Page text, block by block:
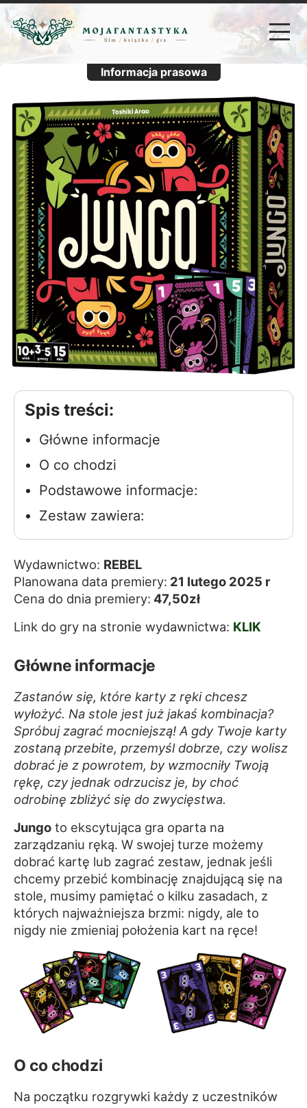
Informacja prasowa
Spis treści:
Główne informacje
O co chodzi
Podstawowe informacje:
Zestaw zawiera:
Wydawnictwo: REBEL
Planowana data premiery: 21 lutego 2025 r
Cena do dnia premiery: 47,50zł
Link do gry na stronie wydawnictwa: KLIK
Główne informacje
Zastanów się, które karty z ręki chcesz
wyłożyć. Na stole jest już jakaś kombinacja?
Spróbuj zagrać mocniejszą! A gdy Twoje karty
zostaną przebite, przemyśl dobrze, czy wolisz
dobrać je z powrotem, by wzmocniły Twoją
rękę, czy jednak odrzucisz je, by choć
odrobinę zbliżyć się do zwycięstwa.
Jungo to ekscytująca gra oparta na
zarządzaniu ręką. W swojej turze możemy
dobrać kartę lub zagrać zestaw, jednak jeśli
chcemy przebić kombinację znajdującą się na
stole, musimy pamiętać o kilku zasadach, z
których najważniejsza brzmi: nigdy, ale to
nigdy nie zmieniaj położenia kart na ręce!
O co chodzi
Na początku rozgrywki każdy z uczestników